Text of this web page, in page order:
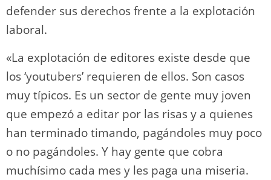
defender sus derechos frente a la explotación
laboral.
«La explotación de editores existe desde que
los ‘youtubers’ requieren de ellos. Son casos
muy típicos. Es un sector de gente muy joven
que empezó a editar por las risas y a quienes
han terminado timando, pagándoles muy poco
o no pagándoles. Y hay gente que cobra
muchísimo cada mes y les paga una miseria.